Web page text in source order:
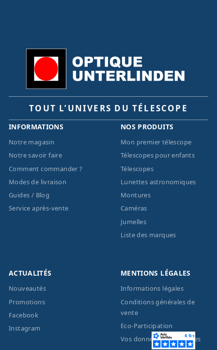
TOUT L’UNIVERS DU TÉLESCOPE
INFORMATIONS
Notre magasin
Notre savoir faire
Comment commander ?
Modes de livraison
Guides / Blog
Service après-vente
NOS PRODUITS
Mon premier télescope
Télescopes pour enfants
Télescopes
Lunettes astronomiques
Montures
Caméras
Jumelles
Liste des marques
ACTUALITÉS
Nouveautés
Promotions
Facebook
Instagram
MENTIONS LÉGALES
Informations légales
Conditions générales de
vente
Eco-Participation
Vos données personnelles